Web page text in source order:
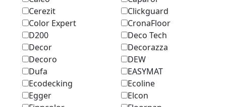
Cerezit
Clickguard
Color Expert
CronaFloor
D200
Deco Tech
Decor
Decorazza
Decoro
DEW
Dufa
EASYMAT
Ecodecking
Ecoline
Egger
Elcon